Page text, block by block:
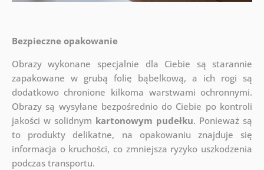
Bezpieczne opakowanie
Obrazy wykonane specjalnie dla Ciebie są starannie
zapakowane w grubą folię bąbelkową, a ich rogi są
dodatkowo chronione kilkoma warstwami ochronnymi.
Obrazy są wysyłane bezpośrednio do Ciebie po kontroli
jakości w solidnym kartonowym pudełku. Ponieważ są
to produkty delikatne, na opakowaniu znajduje się
informacja o kruchości, co zmniejsza ryzyko uszkodzenia
podczas transportu.